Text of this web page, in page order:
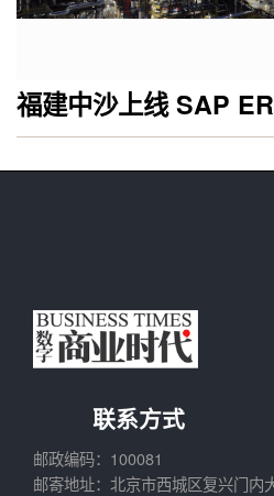
福建中沙上线 SAP
联系方式
邮政编码：100081
邮寄地址：北京市西城区复兴门内